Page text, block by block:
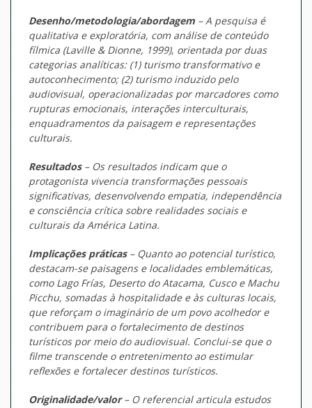
Desenho/metodologia/abordagem – A pesquisa é
qualitativa e exploratória, com análise de conteúdo
fílmica (Laville & Dionne, 1999), orientada por duas
categorias analíticas: (1) turismo transformativo e
autoconhecimento; (2) turismo induzido pelo
audiovisual, operacionalizadas por marcadores como
rupturas emocionais, interações interculturais,
enquadramentos da paisagem e representações
culturais.
Resultados– Os resultados indicam que o
protagonista vivencia transformações pessoais
significativas, desenvolvendo empatia, independência
e consciência crítica sobre realidades sociais e
culturais da América Latina.
Implicações práticas– Quanto ao potencial turístico,
destacam-se paisagens e localidades emblemáticas,
como Lago Frías, Deserto do Atacama, Cusco e Machu
Picchu, somadas à hospitalidade e às culturas locais,
que reforçam o imaginário de um povo acolhedor e
contribuem para o fortalecimento de destinos
turísticos por meio do audiovisual. Conclui-se que o
filme transcende o entretenimento ao estimular
reflexões e fortalecer destinos turísticos.
Originalidade/valor– O referencial articula estudos